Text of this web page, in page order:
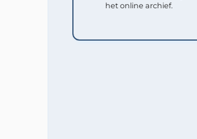
het online archief.